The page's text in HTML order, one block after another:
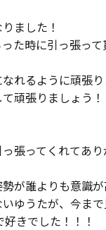
ました！
た時に引っ張っ
れるように頑張
頑張りましょう！
張ってくれてあ
が誰よりも意識
ゆうたが、今ま
きでした！！！